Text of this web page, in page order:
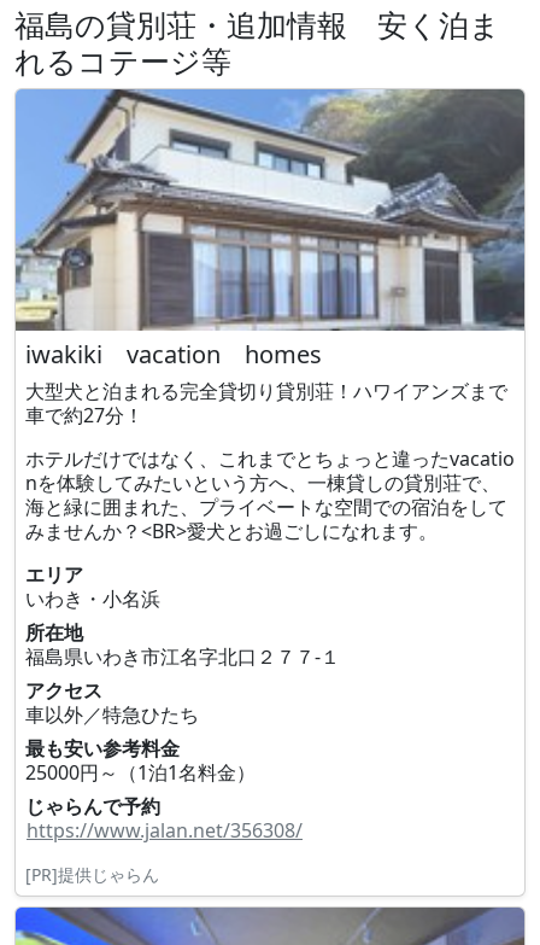
福島の貸別荘・追加情報 安く泊ま
れるコテージ等
iwakiki vacation homes
大型犬と泊まれる完全貸切り貸別荘！ハワイアンズまで
車で約27分！
ホテルだけではなく、これまでとちょっと違ったvacatio
nを体験してみたいという方へ、一棟貸しの貸別荘で、
海と緑に囲まれた、プライベートな空間での宿泊をして
みませんか？<BR>愛犬とお過ごしになれます。
エリア
いわき・小名浜
所在地
福島県いわき市江名字北口２７７‐１
アクセス
車以外／特急ひたち
最も安い参考料金
25000円～（1泊1名料金）
じゃらんで予約
https://www.jalan.net/356308/
[PR]提供じゃらん